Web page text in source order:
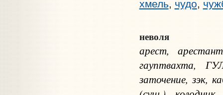
хмель, чудо,
неволя
арест,
гауптвахта,
заточение, зэк,